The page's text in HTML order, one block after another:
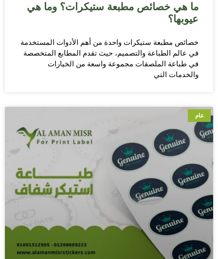
ما هي خصائص مطبعة ستيكرات؟ وما هي
عيوبها؟
خصائص مطبعة ستيكرات واحدة من أهم الأدوات المستخدمة
في عالم الطباعة والتصميم، حيث تقدم المطابع المتخصصة
في طباعة الملصقات مجموعة واسعة من الخيارات
والخدمات التي
عام